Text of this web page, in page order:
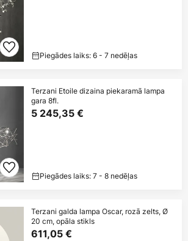
Piegādes laiks: 6 - 7 nedēļas
Terzani Etoile dizaina piekaramā lampa
gara 8fl.
5 245,35 €
Piegādes laiks: 7 - 8 nedēļas
Terzani galda lampa Oscar, rozā zelts, Ø
20 cm, opāla stikls
611,05 €